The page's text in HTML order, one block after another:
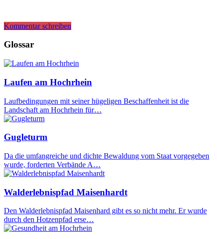
Kommentar schreiben
Glossar
Laufen am Hochrhein
Laufbedingungen mit seiner hügeligen Beschaffenheit ist die
Landschaft am Hochrhein für…
Gugleturm
Da die umfangreiche und dichte Bewaldung vom Staat vorgegeben
wurde, forderten Verbände A…
Walderlebnispfad Maisenhardt
Den Walderlebnispfad Maisenhard gibt es so nicht mehr. Er wurde
durch den Hotzenpfad erse…